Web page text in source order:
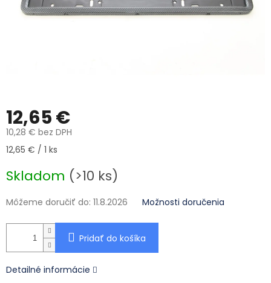
12,65 €
10,28 € bez DPH
Jednotková cena:
12,65 € / 1 ks
Skladom (>10 ks)
Môžeme doručiť do: 11.8.2026 Možnosti doručenia
Pridať do košíka
Detailné informácie